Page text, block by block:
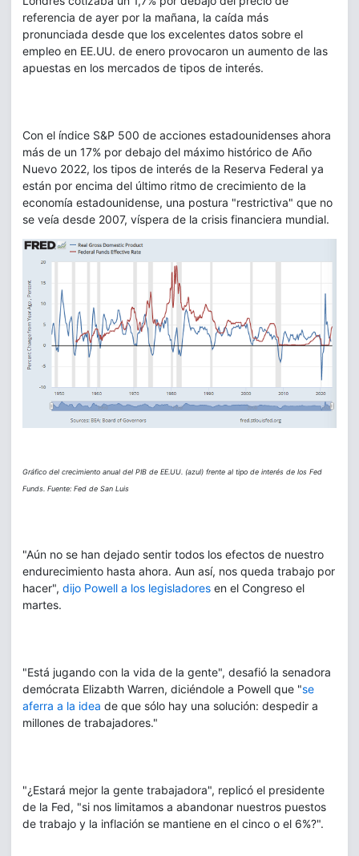
referencia de ayer por la mañana, la caída más
pronunciada desde que los excelentes datos sobre el
empleo en EE.UU. de enero provocaron un aumento de las
apuestas en los mercados de tipos de interés.
Con el índice S&P 500 de acciones estadounidenses ahora
más de un 17% por debajo del máximo histórico de Año
Nuevo 2022, los tipos de interés de la Reserva Federal ya
están por encima del último ritmo de crecimiento de la
economía estadounidense, una postura "restrictiva" que no
se veía desde 2007, víspera de la crisis financiera mundial.
Gráfico del crecimiento anual del PIB de EE.UU. (azul) frente al tipo de interés de los Fed
Funds. Fuente: Fed de San Luis
"Aún no se han dejado sentir todos los efectos de nuestro
endurecimiento hasta ahora. Aun así, nos queda trabajo por
hacer", dijo Powell a los legisladores en el Congreso el
martes.
"Está jugando con la vida de la gente", desafió la senadora
demócrata Elizabth Warren, diciéndole a Powell que "se
aferra a la idea de que sólo hay una solución: despedir a
millones de trabajadores."
"¿Estará mejor la gente trabajadora", replicó el presidente
de la Fed, "si nos limitamos a abandonar nuestros puestos
de trabajo y la inflación se mantiene en el cinco o el 6%?".